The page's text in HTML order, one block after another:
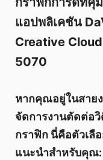
แอปพลิเคชัน
Creative
5070
หากคุณอยู่ในสาย
จัดการงานตัดต่อ
กราฟิก นี่คือตัวเลื
แนะนำสำหรับคุณ: